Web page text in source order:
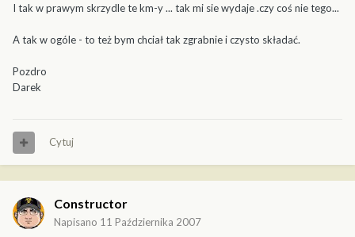
I tak w prawym skrzydle te km-y ... tak mi sie wydaje .czy coś nie tego...
A tak w ogóle - to też bym chciał tak zgrabnie i czysto składać.
Pozdro
Darek
Cytuj
Constructor
Napisano 11 Października 2007